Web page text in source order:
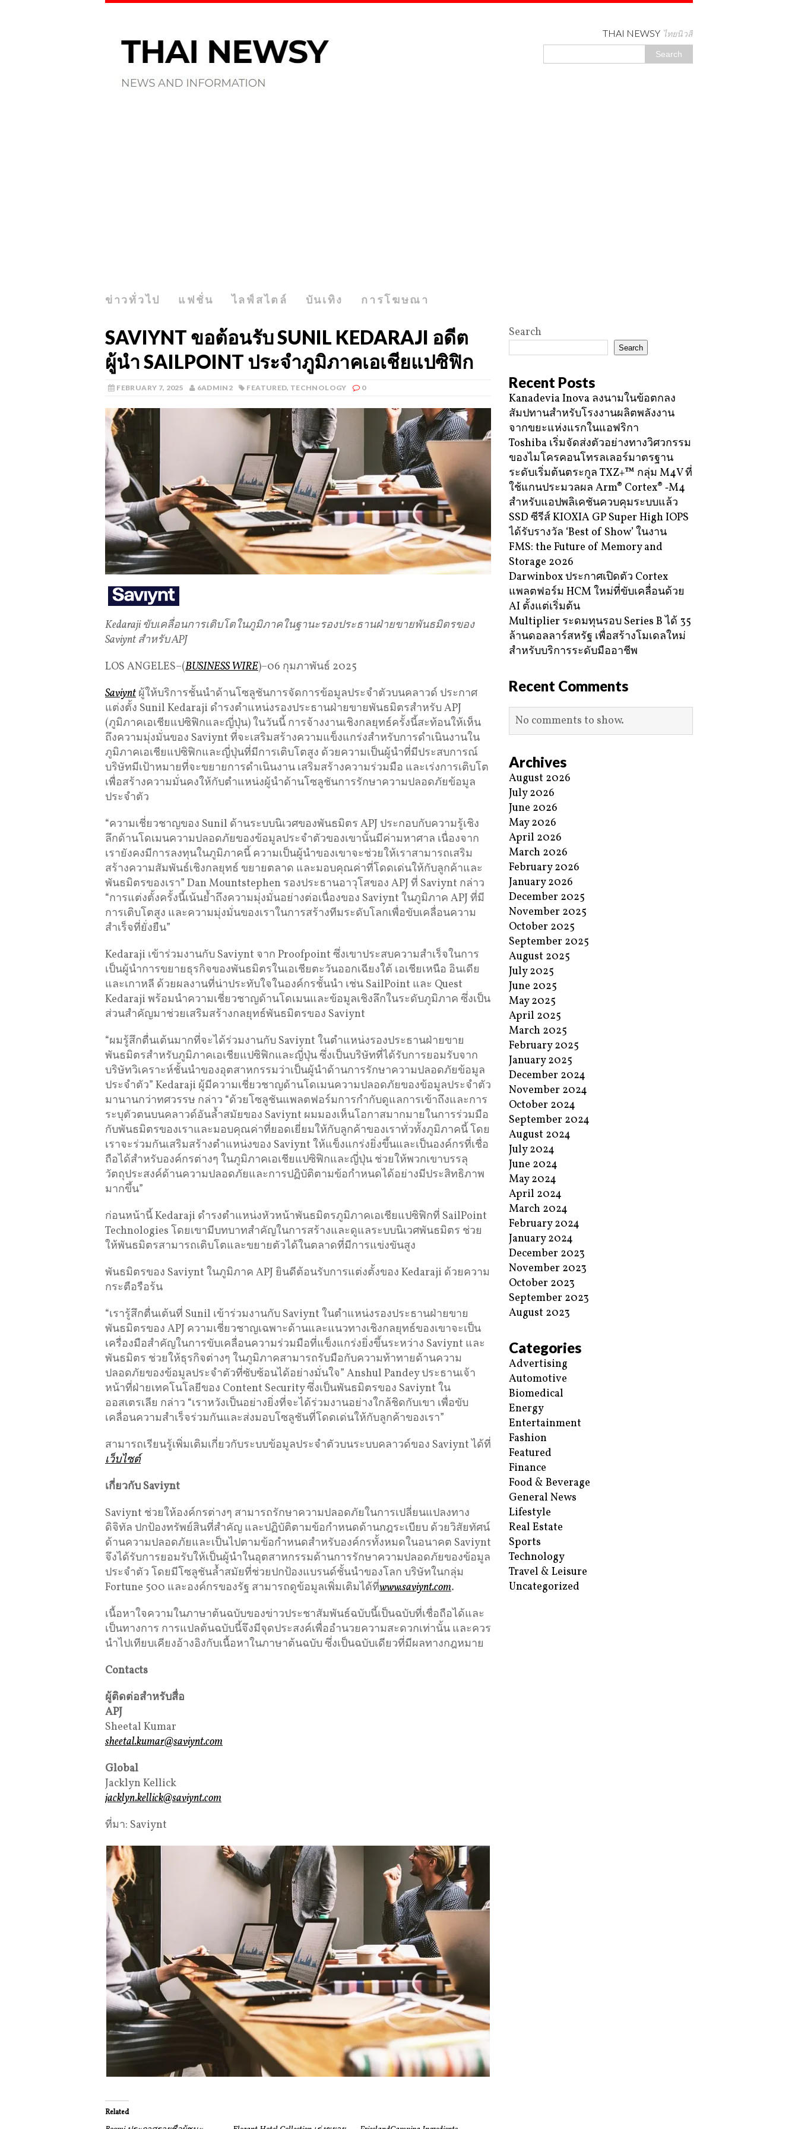
THAI NEWSY ไทยนิวสี่
ข่าวทั่วไป แฟชั่น ไลฟ์สไตล์ บันเทิง การโฆษณา
SAVIYNT ขอต้อนรับ SUNIL KEDARAJI อดีต
ผู้นำ SAILPOINT ประจำภูมิภาคเอเชียแปซิฟิก
FEBRUARY 7, 2025 6ADMIN2 FEATURED, TECHNOLOGY 0
Kedaraji ขับเคลื่อนการเติบโตในภูมิภาคในฐานะรองประธานฝ่ายขายพันธมิตรของ
Saviynt สำหรับ APJ
LOS ANGELES–(BUSINESS WIRE)–06 กุมภาพันธ์ 2025
Saviynt ผู้ให้บริการชั้นนำด้านโซลูชันการจัดการข้อมูลประจำตัวบนคลาวด์ ประกาศ
แต่งตั้ง Sunil Kedaraji ดำรงตำแหน่งรองประธานฝ่ายขายพันธมิตรสำหรับ APJ
(ภูมิภาคเอเชียแปซิฟิกและญี่ปุ่น) ในวันนี้ การจ้างงานเชิงกลยุทธ์ครั้งนี้สะท้อนให้เห็น
ถึงความมุ่งมั่นของ Saviynt ที่จะเสริมสร้างความแข็งแกร่งสำหรับการดำเนินงานใน
ภูมิภาคเอเชียแปซิฟิกและญี่ปุ่นที่มีการเติบโตสูง ด้วยความเป็นผู้นำที่มีประสบการณ์
บริษัทมีเป้าหมายที่จะขยายการดำเนินงาน เสริมสร้างความร่วมมือ และเร่งการเติบโต
เพื่อสร้างความมั่นคงให้กับตำแหน่งผู้นำด้านโซลูชันการรักษาความปลอดภัยข้อมูล
ประจำตัว
“ความเชี่ยวชาญของ Sunil ด้านระบบนิเวศของพันธมิตร APJ ประกอบกับความรู้เชิง
ลึกด้านโดเมนความปลอดภัยของข้อมูลประจำตัวของเขานั้นมีค่ามหาศาล เนื่องจาก
เรายังคงมีการลงทุนในภูมิภาคนี้ ความเป็นผู้นำของเขาจะช่วยให้เราสามารถเสริม
สร้างความสัมพันธ์เชิงกลยุทธ์ ขยายตลาด และมอบคุณค่าที่โดดเด่นให้กับลูกค้าและ
พันธมิตรของเรา” Dan Mountstephen รองประธานอาวุโสของ APJ ที่ Saviynt กล่าว
“การแต่งตั้งครั้งนี้เน้นย้ำถึงความมุ่งมั่นอย่างต่อเนื่องของ Saviynt ในภูมิภาค APJ ที่มี
การเติบโตสูง และความมุ่งมั่นของเราในการสร้างทีมระดับโลกเพื่อขับเคลื่อนความ
สำเร็จที่ยั่งยืน”
Kedaraji เข้าร่วมงานกับ Saviynt จาก Proofpoint ซึ่งเขาประสบความสำเร็จในการ
เป็นผู้นำการขยายธุรกิจของพันธมิตรในเอเชียตะวันออกเฉียงใต้ เอเชียเหนือ อินเดีย
และเกาหลี ด้วยผลงานที่น่าประทับใจในองค์กรชั้นนำ เช่น SailPoint และ Quest
Kedaraji พร้อมนำความเชี่ยวชาญด้านโดเมนและข้อมูลเชิงลึกในระดับภูมิภาค ซึ่งเป็น
ส่วนสำคัญมาช่วยเสริมสร้างกลยุทธ์พันธมิตรของ Saviynt
“ผมรู้สึกตื่นเต้นมากที่จะได้ร่วมงานกับ Saviynt ในตำแหน่งรองประธานฝ่ายขาย
พันธมิตรสำหรับภูมิภาคเอเชียแปซิฟิกและญี่ปุ่น ซึ่งเป็นบริษัทที่ได้รับการยอมรับจาก
บริษัทวิเคราะห์ชั้นนำของอุตสาหกรรมว่าเป็นผู้นำด้านการรักษาความปลอดภัยข้อมูล
ประจำตัว” Kedaraji ผู้มีความเชี่ยวชาญด้านโดเมนความปลอดภัยของข้อมูลประจำตัว
มานานกว่าทศวรรษ กล่าว “ด้วยโซลูชันแพลตฟอร์มการกำกับดูแลการเข้าถึงและการ
ระบุตัวตนบนคลาวด์อันล้ำสมัยของ Saviynt ผมมองเห็นโอกาสมากมายในการร่วมมือ
กับพันธมิตรของเราและมอบคุณค่าที่ยอดเยี่ยมให้กับลูกค้าของเราทั่วทั้งภูมิภาคนี้ โดย
เราจะร่วมกันเสริมสร้างตำแหน่งของ Saviynt ให้แข็งแกร่งยิ่งขึ้นและเป็นองค์กรที่เชื่อ
ถือได้สำหรับองค์กรต่างๆ ในภูมิภาคเอเชียแปซิฟิกและญี่ปุ่น ช่วยให้พวกเขาบรรลุ
วัตถุประสงค์ด้านความปลอดภัยและการปฏิบัติตามข้อกำหนดได้อย่างมีประสิทธิภาพ
มากขึ้น”
ก่อนหน้านี้ Kedaraji ดำรงตำแหน่งหัวหน้าพันธมิตรภูมิภาคเอเชียแปซิฟิกที่ SailPoint
Technologies โดยเขามีบทบาทสำคัญในการสร้างและดูแลระบบนิเวศพันธมิตร ช่วย
ให้พันธมิตรสามารถเติบโตและขยายตัวได้ในตลาดที่มีการแข่งขันสูง
พันธมิตรของ Saviynt ในภูมิภาค APJ ยินดีต้อนรับการแต่งตั้งของ Kedaraji ด้วยความ
กระตือรือร้น
“เรารู้สึกตื่นเต้นที่ Sunil เข้าร่วมงานกับ Saviynt ในตำแหน่งรองประธานฝ่ายขาย
พันธมิตรของ APJ ความเชี่ยวชาญเฉพาะด้านและแนวทางเชิงกลยุทธ์ของเขาจะเป็น
เครื่องมือสำคัญในการขับเคลื่อนความร่วมมือที่แข็งแกร่งยิ่งขึ้นระหว่าง Saviynt และ
พันธมิตร ช่วยให้ธุรกิจต่างๆ ในภูมิภาคสามารถรับมือกับความท้าทายด้านความ
ปลอดภัยของข้อมูลประจำตัวที่ซับซ้อนได้อย่างมั่นใจ” Anshul Pandey ประธานเจ้า
หน้าที่ฝ่ายเทคโนโลยีของ Content Security ซึ่งเป็นพันธมิตรของ Saviynt ใน
ออสเตรเลีย กล่าว “เราหวังเป็นอย่างยิ่งที่จะได้ร่วมงานอย่างใกล้ชิดกับเขา เพื่อขับ
เคลื่อนความสำเร็จร่วมกันและส่งมอบโซลูชันที่โดดเด่นให้กับลูกค้าของเรา”
สามารถเรียนรู้เพิ่มเติมเกี่ยวกับระบบข้อมูลประจำตัวบนระบบคลาวด์ของ Saviynt ได้ที่
เว็บไซต์
เกี่ยวกับ Saviynt
Saviynt ช่วยให้องค์กรต่างๆ สามารถรักษาความปลอดภัยในการเปลี่ยนแปลงทาง
ดิจิทัล ปกป้องทรัพย์สินที่สำคัญ และปฏิบัติตามข้อกำหนดด้านกฎระเบียบ ด้วยวิสัยทัศน์
ด้านความปลอดภัยและเป็นไปตามข้อกำหนดสำหรับองค์กรทั้งหมดในอนาคต Saviynt
จึงได้รับการยอมรับให้เป็นผู้นำในอุตสาหกรรมด้านการรักษาความปลอดภัยของข้อมูล
ประจำตัว โดยมีโซลูชันล้ำสมัยที่ช่วยปกป้องแบรนด์ชั้นนำของโลก บริษัทในกลุ่ม
Fortune 500 และองค์กรของรัฐ สามารถดูข้อมูลเพิ่มเติมได้ที่www.saviynt.com.
เนื้อหาใจความในภาษาต้นฉบับของข่าวประชาสัมพันธ์ฉบับนี้เป็นฉบับที่เชื่อถือได้และ
เป็นทางการ การแปลต้นฉบับนี้จึงมีจุดประสงค์เพื่ออำนวยความสะดวกเท่านั้น และควร
นำไปเทียบเคียงอ้างอิงกับเนื้อหาในภาษาต้นฉบับ ซึ่งเป็นฉบับเดียวที่มีผลทางกฎหมาย
Contacts
ผู้ติดต่อสำหรับสื่อ
APJ
Sheetal Kumar
sheetal.kumar@saviynt.com
Global
Jacklyn Kellick
jacklyn.kellick@saviynt.com
ที่มา: Saviynt
Related
Search
Search
Recent Posts
Kanadevia Inova ลงนามในข้อตกลง
สัมปทานสำหรับโรงงานผลิตพลังงาน
จากขยะแห่งแรกในแอฟริกา
Toshiba เริ่มจัดส่งตัวอย่างทางวิศวกรรม
ของไมโครคอนโทรลเลอร์มาตรฐาน
ระดับเริ่มต้นตระกูล TXZ+™ กลุ่ม M4V ที่
ใช้แกนประมวลผล Arm® Cortex® ‑M4
สำหรับแอปพลิเคชันควบคุมระบบแล้ว
SSD ซีรีส์ KIOXIA GP Super High IOPS
ได้รับรางวัล ‘Best of Show’ ในงาน
FMS: the Future of Memory and
Storage 2026
Darwinbox ประกาศเปิดตัว Cortex
แพลตฟอร์ม HCM ใหม่ที่ขับเคลื่อนด้วย
AI ตั้งแต่เริ่มต้น
Multiplier ระดมทุนรอบ Series B ได้ 35
ล้านดอลลาร์สหรัฐ เพื่อสร้างโมเดลใหม่
สำหรับบริการระดับมืออาชีพ
Recent Comments
No comments to show.
Archives
August 2026
July 2026
June 2026
May 2026
April 2026
March 2026
February 2026
January 2026
December 2025
November 2025
October 2025
September 2025
August 2025
July 2025
June 2025
May 2025
April 2025
March 2025
February 2025
January 2025
December 2024
November 2024
October 2024
September 2024
August 2024
July 2024
June 2024
May 2024
April 2024
March 2024
February 2024
January 2024
December 2023
November 2023
October 2023
September 2023
August 2023
Categories
Advertising
Automotive
Biomedical
Energy
Entertainment
Fashion
Featured
Finance
Food & Beverage
General News
Lifestyle
Real Estate
Sports
Technology
Travel & Leisure
Uncategorized